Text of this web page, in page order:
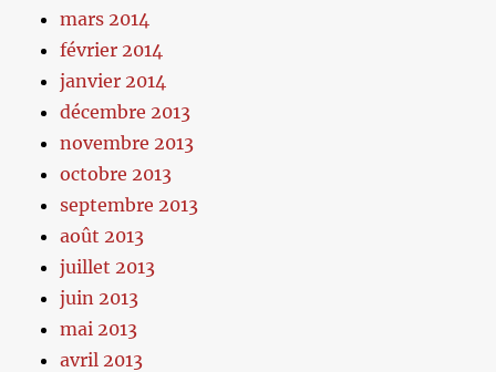
mars 2014
février 2014
janvier 2014
décembre 2013
novembre 2013
octobre 2013
septembre 2013
août 2013
juillet 2013
juin 2013
mai 2013
avril 2013